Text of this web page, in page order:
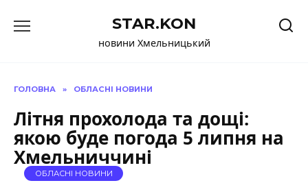
до
STAR.KON
новини Хмельницький
ГОЛОВНА » ОБЛАСНІ НОВИНИ
Літня прохолода та дощі:
якою буде погода 5 липня на
Хмельниччині
ОБЛАСНІ НОВИНИ